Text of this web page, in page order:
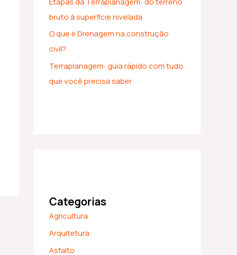
bruto à superfície nivelada
O que é Drenagem na construção
civil?
Terraplanagem: guia rápido com tudo
que você precisa saber
Categorias
Agricultura
Arquitetura
Asfalto